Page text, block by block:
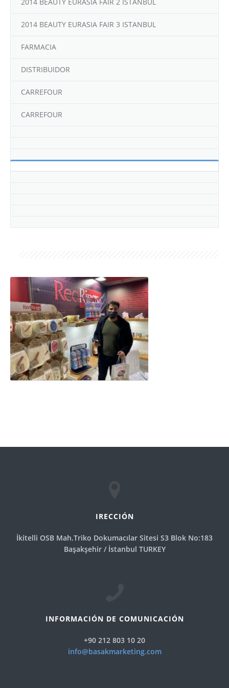
Contacto
2014 BEAUTY EURASIA FAIR 3 ISTANBUL
FARMACIA
DISTRIBUIDOR
CARREFOUR
CARREFOUR
IRECCIÓN
İkitelli OSB Mah.Triko Dokumacılar Sitesi S3 Blok No:183
Başakşehir / İstanbul TURKEY
INFORMACIÓN DE COMUNICACIÓN
+90 212 803 10 20
info@basakmarketing.com